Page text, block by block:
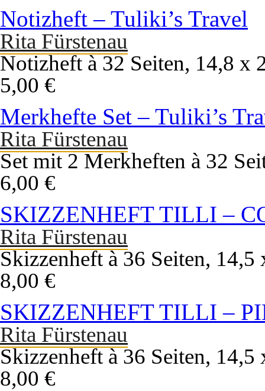
Notizheft – Tuliki’s Travel
Rita Fürstenau
Notizheft à 32 Seiten, 14,8 x
5,00 €
Merkhefte Set – Tuliki’s
Rita Fürstenau
Set mit 2 Merkheften à 32
6,00 €
SKIZZENHEFT TILLI –
Rita Fürstenau
Skizzenheft à 36 Seiten,
8,00 €
SKIZZENHEFT TILLI –
Rita Fürstenau
Skizzenheft à 36 Seiten,
8,00 €